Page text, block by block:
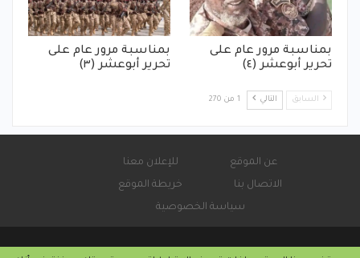
بمناسبة مرور عام على
تحرير أبوعشر (٤)
بمناسبة مرور عام على
تحرير أبوعشر (٣)
السابق التالي 1 من 270
عن الموقع
للإعلان معنا
الاتصال بنا
خريطة الموقع
سياسة الخصوصية